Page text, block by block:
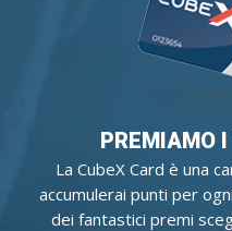
PREMIAMO
La CubeX Card è una
accumulerai punti per
dei fantastici premi